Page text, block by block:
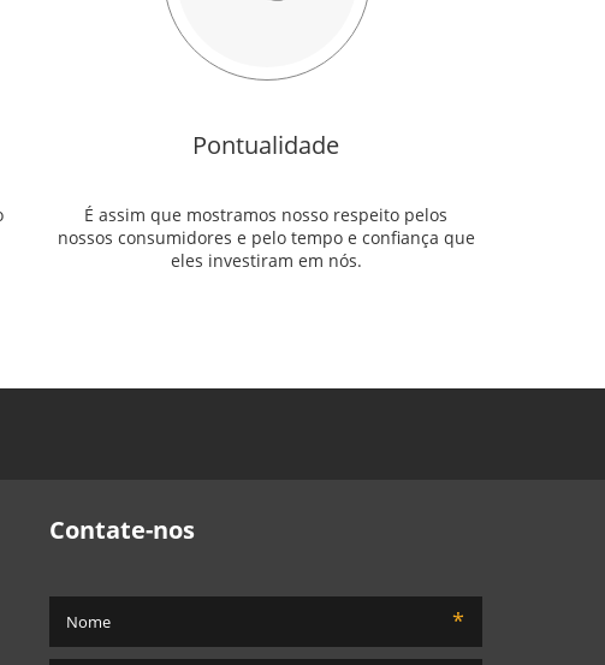
Pontualidade
É assim que mostramos nosso respeito pelos
nossos consumidores e pelo tempo e confiança que
eles investiram em nós.
Contate-nos
*